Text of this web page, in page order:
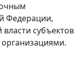
Федерации,
субъектов